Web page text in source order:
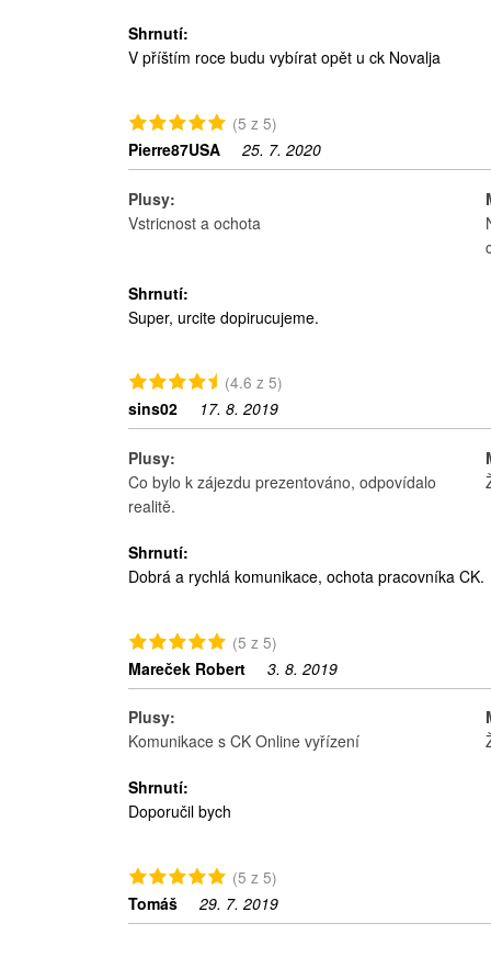
Shrnutí:
V příštím roce budu vybírat opět u ck Novalja
(5 z 5)
Pierre87USA
25. 7. 2020
Plusy:
Vstricnost a ochota
Shrnutí:
Super, urcite dopirucujeme.
(4.6 z 5)
sins02
17. 8. 2019
Plusy:
Co bylo k zájezdu prezentováno, odpovídalo
realitě.
Shrnutí:
Dobrá a rychlá komunikace, ochota pracovníka CK.
(5 z 5)
Mareček Robert
3. 8. 2019
Plusy:
Komunikace s CK Online vyřízení
Shrnutí:
Doporučil bych
(5 z 5)
Tomáš
29. 7. 2019